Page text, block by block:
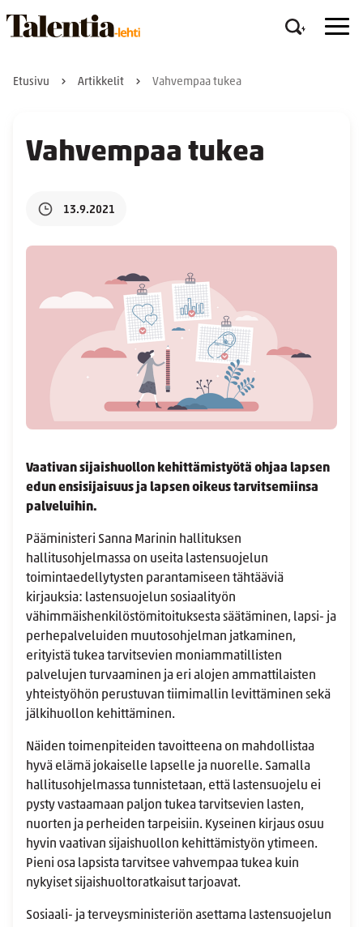
Etusivu Artikkelit Vahvempaa tukea
Vahvempaa tukea
13.9.2021
Vaativan sijaishuollon kehittämistyötä ohjaa lapsen
edun ensisijaisuus ja lapsen oikeus tarvitsemiinsa
palveluihin.
Pääministeri Sanna Marinin hallituksen
hallitusohjelmassa on useita lastensuojelun
toimintaedellytysten parantamiseen tähtääviä
kirjauksia: lastensuojelun sosiaalityön
vähimmäishenkilöstömitoituksesta säätäminen, lapsi- ja
perhepalveluiden muutosohjelman jatkaminen,
erityistä tukea tarvitsevien moniammatillisten
palvelujen turvaaminen ja eri alojen ammattilaisten
yhteistyöhön perustuvan tiimimallin levittäminen sekä
jälkihuollon kehittäminen.
Näiden toimenpiteiden tavoitteena on mahdollistaa
hyvä elämä jokaiselle lapselle ja nuorelle. Samalla
hallitusohjelmassa tunnistetaan, että lastensuojelu ei
pysty vastaamaan paljon tukea tarvitsevien lasten,
nuorten ja perheiden tarpeisiin. Kyseinen kirjaus osuu
hyvin vaativan sijaishuollon kehittämistyön ytimeen.
Pieni osa lapsista tarvitsee vahvempaa tukea kuin
nykyiset sijaishuoltoratkaisut tarjoavat.
Sosiaali- ja terveysministeriön asettama lastensuojelun